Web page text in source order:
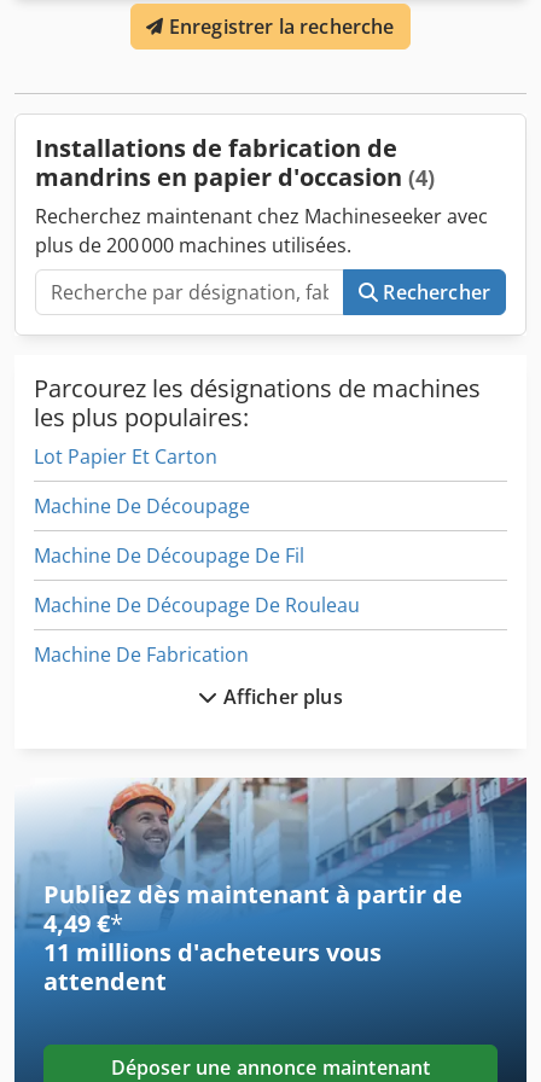
• Diamètre intérieur du manchon : 40 mm à 80 mm •
Nombre de couches : 2, 3 ou 4 couches (plus, en option) •
Ajck Caractéristiques • Fonctionnement avec colle chaude
tailles de manchon). • Coupe par écrasement à l’aide de
deux ou trois lames circulaires à mouvement synchronisé.
• Vitesse variable – électronique (triphasée).
Enregistrer la recherche
Installations de fabrication de
mandrins en papier d'occasion (4)
Recherchez maintenant chez Machineseeker avec
plus de 200 000 machines utilisées.
Rechercher
Parcourez les désignations de machines
les plus populaires:
Lot Papier Et Carton
Machine De Découpage
Machine De Découpage De Fil
Machine De Découpage De Rouleau
Machine De Fabrication
Machine De Façonnage
Machine De Laminage
Machine De Palettisation
Machine De Production
Machine De Redressage Feuille
Machine De Tournage
Afficher plus
Publiez dès maintenant à partir de
4,49 €*
11 millions d'acheteursvous
attendent
Déposer une annonce maintenant